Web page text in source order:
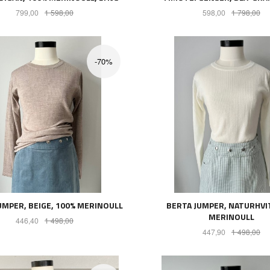
Tilbud
799,00 1 598,00Rabatt
LES MER
Tilbud
598,00 1 798,00
LES MER
BEIGE, 100% MERINOULL
Tilbud
446,40 1 498,00Rabatt
-70%
LES MER
BERTA JUMPER,
MERINOULL
Tilbud
447,90 1 498,00
LES MER